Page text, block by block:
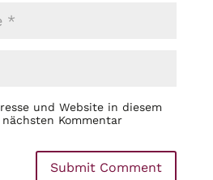
und Website in diesem
Kommentar